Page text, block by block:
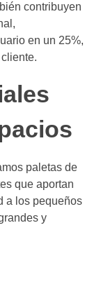
contribuyen
en un 25%,
paletas de
que aportan
a los pequeños
y